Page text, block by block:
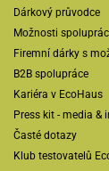
Dárkový průvodce
Možnosti
Firemní dárky s
B2B spolupráce
Kariéra v EcoHaus
Press kit - media &
Časté dotazy
Klub testovatelů